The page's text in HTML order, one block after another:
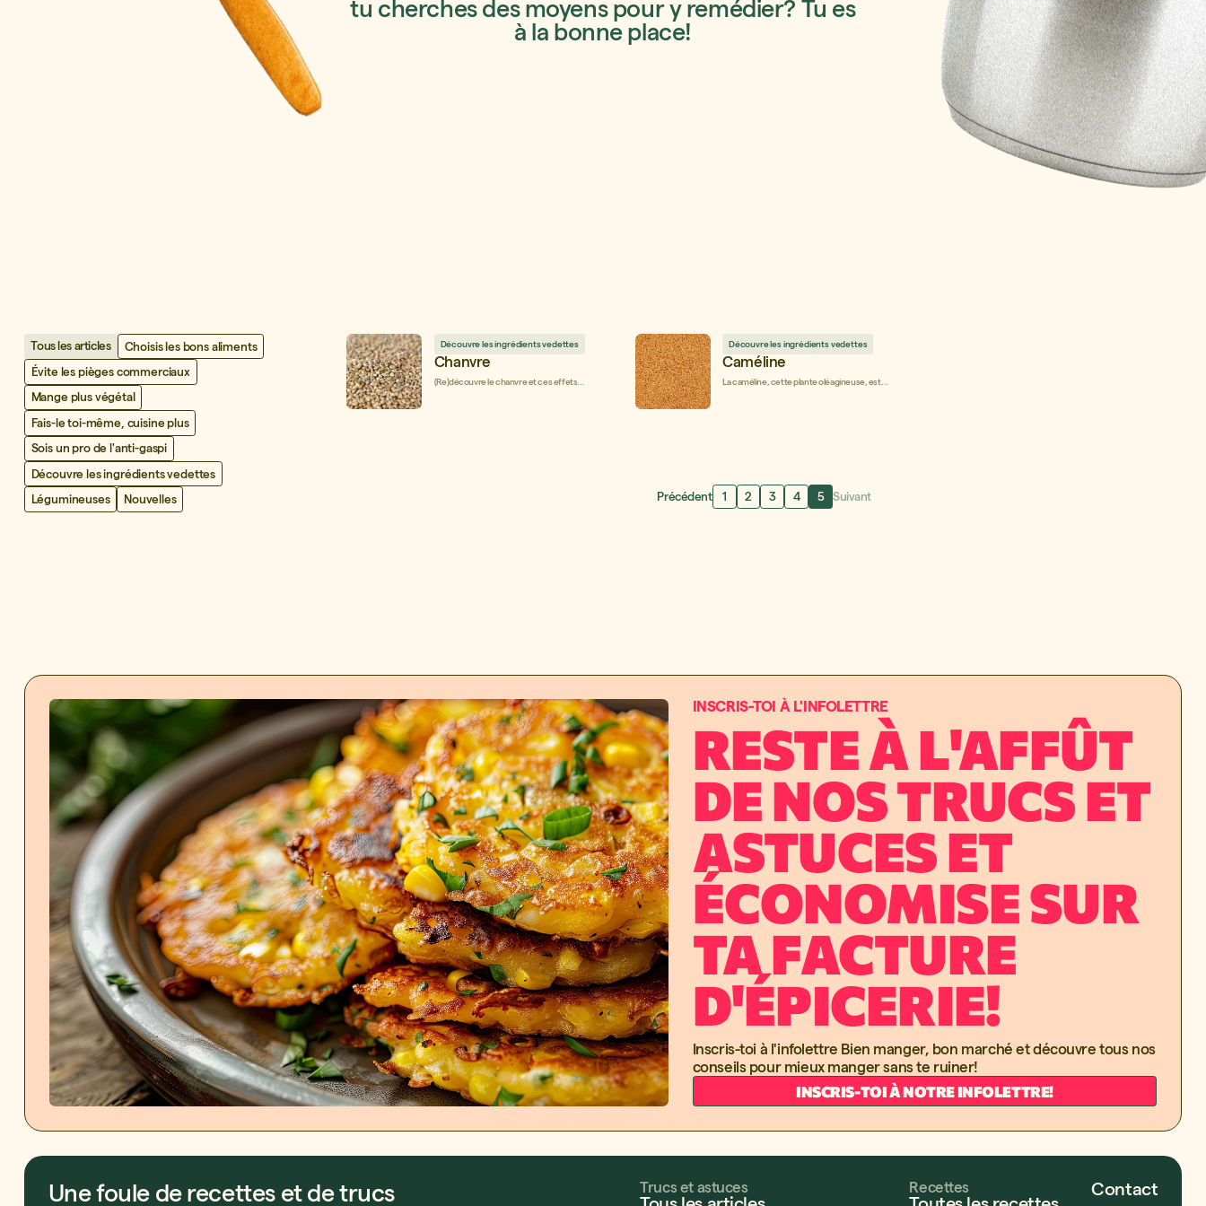
tu cherches des moyens pour y remédier? Tu es
à la bonne place!
Tous les articles
Choisis les bons aliments
Évite les pièges commerciaux
Mange plus végétal
Fais-le toi-même, cuisine plus
Sois un pro de l'anti-gaspi
Découvre les ingrédients vedettes
Légumineuses
Nouvelles
Découvre les ingrédients vedettes
Chanvre
(Re)découvre le chanvre et ces effets
Découvre les ingrédients vedettes
Caméline
La caméline, cette plante oléagineuse, est
Précédent 1 2 3 4 5 Suivant
INSCRIS-TOI À L'INFOLETTRE
RESTE À L'AFFÛT
DE NOS TRUCS ET
ASTUCES ET
ÉCONOMISE SUR
TA FACTURE
D'ÉPICERIE!
Inscris-toi à l'infolettre Bien manger, bon marché et découvre tous nos
conseils pour mieux manger sans te ruiner!
INSCRIS-TOI À NOTRE INFOLETTRE!
Une foule de recettes et de trucs
Trucs et astuces Recettes Contact